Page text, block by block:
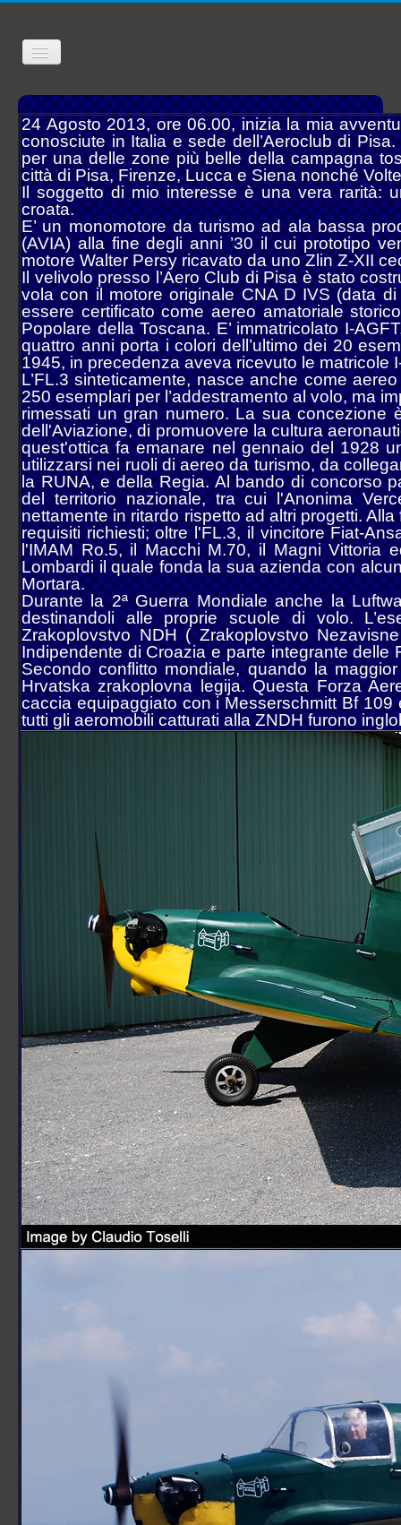
Toggle
Navigation
Contact us
About us
Links
Reports summary
Published Worksoverview
Aeronautica Militare overviewItalian Air Force
3° Stormo RMS
4° Stormo
6° Stormo
14° Stormo
15° Stormo
32° Stormo
36° Stormo
37° Stormo
46ª Brigata Aerea
50° Stormo
51° Stormo
60° Stormo
61° Stormo
70° Stormo
72° Stormo
1° RMV
3° RMV
10° RMV
CAE MC
Accademia Aeronautica
CSAM/3ªRA
Marina Militare overviewItalian Navy
MariSTaeli Catania
MariSTaer Grottaglie
MariSTaeli Luni
Guardia Costiera overviewItalian Coast Guard
Base Aerea Catania
Base Aerea Luni
Base Aerea Pescara
Guardia di Finanza overviewItalian Custom Police
ReTLA Aereo
Gruppo Esplorazione Aeromarittima
Sezione Aerea Bari
Sezione Aerea Napoli
Sezione Aerea Palermo
Sezione Aerea di Manovra Pisa
Sezione Aerea Pratica di Mare
Sezione Aerea Rimini
Sezione Aerea Venezia
Sezione Aerea Venegono
24 Agosto 2013, ore 06.00, inizia la mia
conosciute in Italia e sede dell’Aeroclub di
per una delle zone più belle della campagna
città di Pisa, Firenze, Lucca e Siena nonché
Il soggetto di mio interesse è una vera rarità:
croata.
E’ un monomotore da turismo ad ala bassa
(AVIA) alla fine degli anni ’30 il cui prototipo
motore Walter Persy ricavato da uno Zlin Z-XII
Il velivolo presso l’Aero Club di Pisa è stato
vola con il motore originale CNA D IVS (data
essere certificato come aereo amatoriale
Popolare della Toscana. E’ immatricolato I-
quattro anni porta i colori dell’ultimo dei 20
1945, in precedenza aveva ricevuto le matricole
L’FL.3 sinteticamente, nasce anche come
250 esemplari per l’addestramento al volo, ma
rimessati un gran numero. La sua concezione
dell'Aviazione, di promuovere la cultura
quest'ottica fa emanare nel gennaio del 1928
utilizzarsi nei ruoli di aereo da turismo, da
la RUNA, e della Regia. Al bando di concorso
del territorio nazionale, tra cui l'Anonima
nettamente in ritardo rispetto ad altri progetti.
requisiti richiesti; oltre l'FL.3, il vincitore Fiat-
l'IMAM Ro.5, il Macchi M.70, il Magni Vittoria
Lombardi il quale fonda la sua azienda con
Mortara.
Durante la 2ª Guerra Mondiale anche la
destinandoli alle proprie scuole di volo.
Zrakoplovstvo NDH ( Zrakoplovstvo
Indipendente di Croazia e parte integrante
Secondo conflitto mondiale, quando la
Hrvatska zrakoplovna legija. Questa Forza
caccia equipaggiato con i Messerschmitt Bf
tutti gli aeromobili catturati alla ZNDH furono